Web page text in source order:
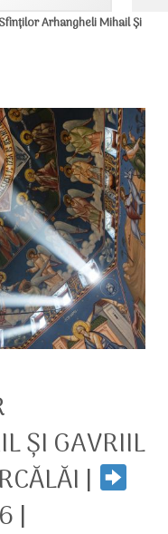
Arhangheli Mihail Și
ȘI GAVRIIL
|
|